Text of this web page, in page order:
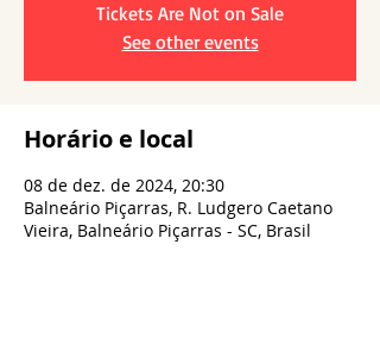
Tickets Are Not on Sale
See other events
Horário e local
08 de dez. de 2024, 20:30
Balneário Piçarras, R. Ludgero Caetano
Vieira, Balneário Piçarras - SC, Brasil